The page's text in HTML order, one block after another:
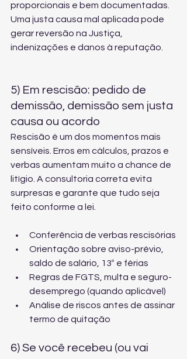
proporcionais e bem documentadas.
Uma justa causa mal aplicada pode
gerar reversão na Justiça,
indenizações e danos à reputação.
5) Em rescisão: pedido de
demissão, demissão sem justa
causa ou acordo
Rescisão é um dos momentos mais
sensíveis. Erros em cálculos, prazos e
verbas aumentam muito a chance de
litígio. A consultoria correta evita
surpresas e garante que tudo seja
feito conforme a lei.
Conferência de verbas rescisórias
Orientação sobre aviso-prévio,
saldo de salário, 13º e férias
Regras de FGTS, multa e seguro-
desemprego (quando aplicável)
Análise de riscos antes de assinar
termo de quitação
6) Se você recebeu (ou vai